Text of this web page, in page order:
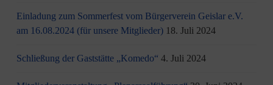
Einladung zum Sommerfest vom Bürgerverein Geislar e.V.
am 16.08.2024 (für unsere Mitglieder) 18. Juli 2024
Schließung der Gaststätte „Komedo“ 4. Juli 2024